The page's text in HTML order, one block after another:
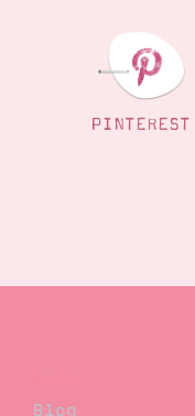
PINTEREST
Blog